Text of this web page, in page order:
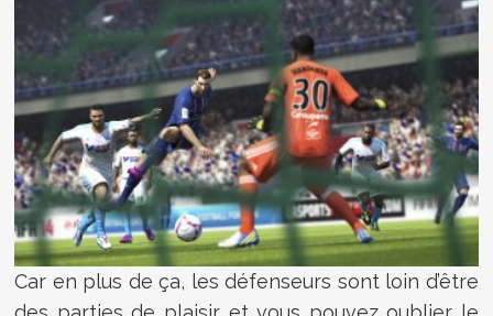
Car en plus de ça, les défenseurs sont loin d’être